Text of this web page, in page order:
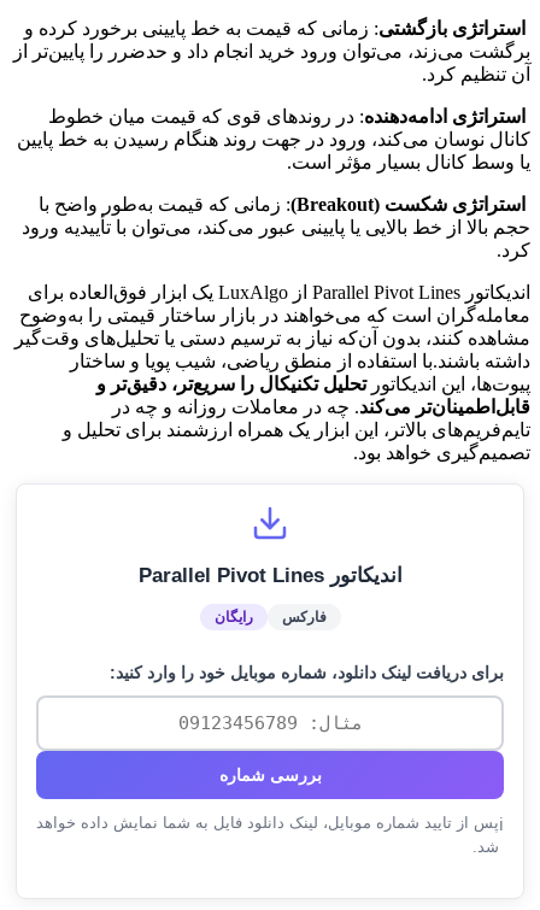
استراتژی بازگشتی: زمانی که قیمت به خط پایینی برخورد کرده و
برگشت می‌زند، می‌توان ورود خرید انجام داد و حدضرر را پایین‌تر از
آن تنظیم کرد.
استراتژی ادامه‌دهنده: در روندهای قوی که قیمت میان خطوط
کانال نوسان می‌کند، ورود در جهت روند هنگام رسیدن به خط پایین
یا وسط کانال بسیار مؤثر است.
استراتژی شکست (Breakout)
: زمانی که قیمت به‌طور واضح با
حجم بالا از خط بالایی یا پایینی عبور می‌کند، می‌توان با تأییدیه ورود
کرد.
اندیکاتور Parallel Pivot Lines از LuxAlgo یک ابزار فوق‌العاده برای
معامله‌گران است که می‌خواهند در بازار ساختار قیمتی را به‌وضوح
مشاهده کنند، بدون آن‌که نیاز به ترسیم دستی یا تحلیل‌های وقت‌گیر
داشته باشند.با استفاده از منطق ریاضی، شیب پویا و ساختار
پیوت‌ها، این اندیکاتورتحلیل تکنیکال را سریع‌تر، دقیق‌تر و
قابل‌اطمینان‌تر می‌کند. چه در معاملات روزانه و چه در
تایم‌فریم‌های بالاتر، این ابزار یک همراه ارزشمند برای تحلیل و
تصمیم‌گیری خواهد بود.
اندیکاتور Parallel Pivot Lines
فارکس رایگان
برای دریافت لینک دانلود، شماره موبایل خود را وارد کنید:
بررسی شماره
ℹ️پس از تایید شماره موبایل، لینک دانلود فایل به شما نمایش داده خواهد
شد.